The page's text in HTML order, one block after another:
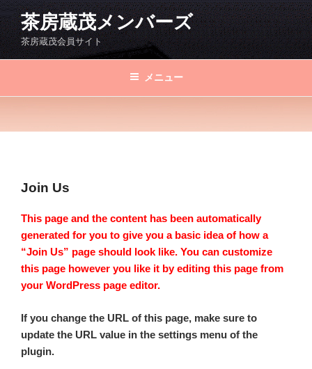
コ
ン
テ
ン
茶房蔵茂メンバーズ
茶房蔵茂会員サイト
メニュー
Join Us
This page and the content has been automatically
generated for you to give you a basic idea of how a
“Join Us” page should look like. You can customize
this page however you like it by editing this page from
your WordPress page editor.
If you change the URL of this page, make sure to
update the URL value in the settings menu of the
plugin.